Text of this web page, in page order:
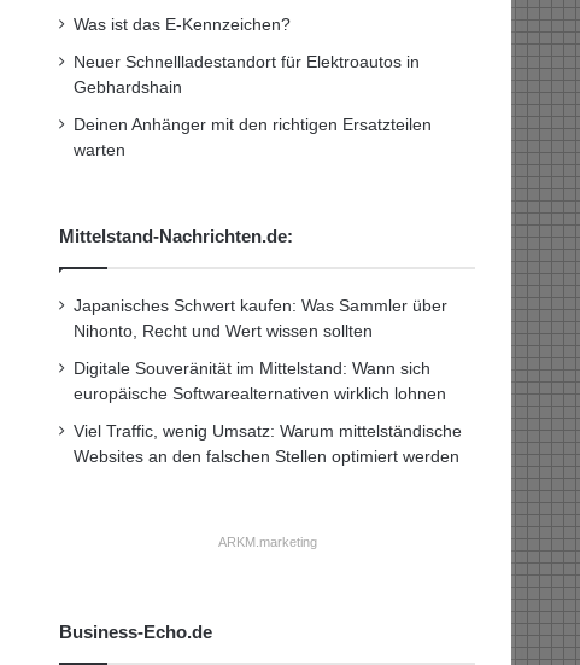
Was ist das E-Kennzeichen?
Neuer Schnellladestandort für Elektroautos in
Gebhardshain
Deinen Anhänger mit den richtigen Ersatzteilen
warten
Mittelstand-Nachrichten.de:
Japanisches Schwert kaufen: Was Sammler über
Nihonto, Recht und Wert wissen sollten
Digitale Souveränität im Mittelstand: Wann sich
europäische Softwarealternativen wirklich lohnen
Viel Traffic, wenig Umsatz: Warum mittelständische
Websites an den falschen Stellen optimiert werden
ARKM.marketing
Business-Echo.de